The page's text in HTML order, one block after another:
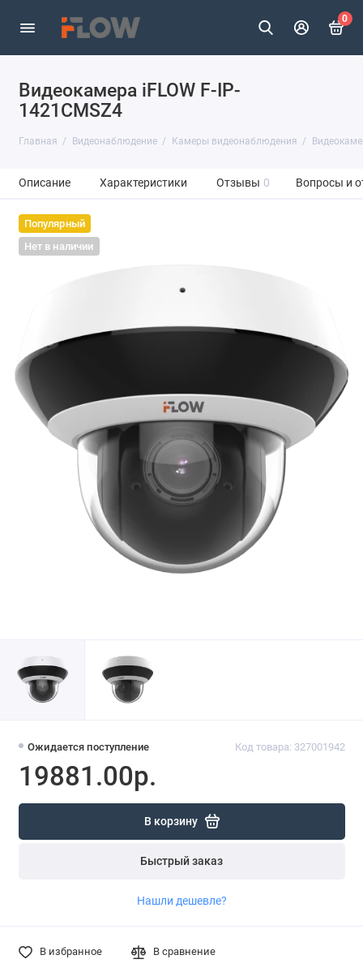
0
Видеокамера iFLOW F-IP-
1421CMSZ4
Главная Видеонаблюдение Камеры видеонаблюдения
Описание Характеристики Отзывы 0 Вопросы и
Популярный
Нет в наличии
Ожидается поступление Код товара: 327001942
19881.00р.
В корзину
Быстрый заказ
Нашли дешевле?
В избранное В сравнение